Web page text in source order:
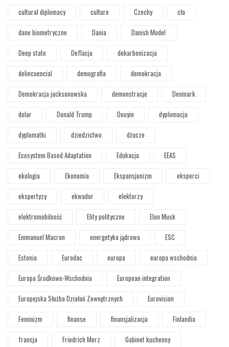
cultural diplomacy
culture Czechy
cła
dane biometryczne
Dania
Danish Model
Deep state
Deflacja
dekarbonizacja
delincuencial
demografia
demokracja
Demokracja jacksonowska
demonstracje
Denmark
dolar
Donald Trump Douyin
dyplomacja
dyplomatki
dziedzictwo
dżucze
Ecosystem Based Adaptation
Edukacja
EEAS
ekologia
Ekonomia Ekspansjonizm
eksperci
ekspertyzy
ekwador
elektorzy
elektromobilność
Elity polityczne
Elon Musk
Emmanuel Macron
energetyka jądrowa
ESC
Estonia
Eurodac europa
europa wschodnia
Europa Środkowo-Wschodnia
European integration
Europejska Służba Działań Zewnętrznych
Eurovision
Feminizm
finanse finansjalizacja
Finlandia
francja
Friedrich Merz
Gabinet kuchenny